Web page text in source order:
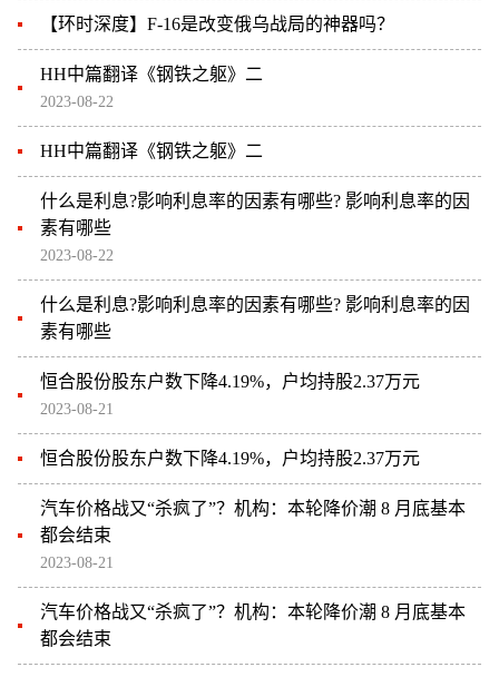
【环时深度】F-16是改变俄乌战局的神器吗？
HH中篇翻译《钢铁之躯》二
2023-08-22
HH中篇翻译《钢铁之躯》二
什么是利息?影响利息率的因素有哪些? 影响利息率的因
素有哪些
2023-08-22
什么是利息?影响利息率的因素有哪些? 影响利息率的因
素有哪些
恒合股份股东户数下降4.19%，户均持股2.37万元
2023-08-21
恒合股份股东户数下降4.19%，户均持股2.37万元
汽车价格战又“杀疯了”？机构：本轮降价潮 8 月底基本
都会结束
2023-08-21
汽车价格战又“杀疯了”？机构：本轮降价潮 8 月底基本
都会结束